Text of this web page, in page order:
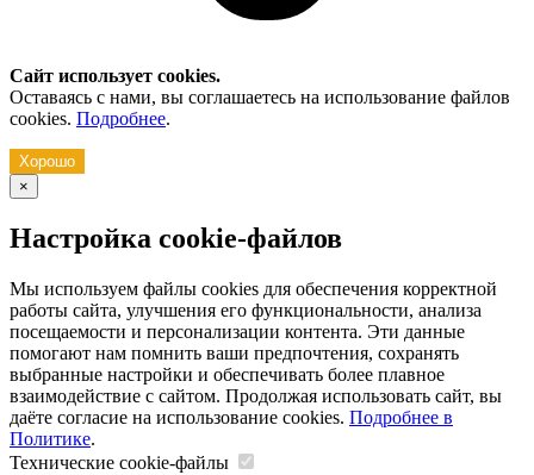
Сайт использует cookies.
Оставаясь с нами, вы соглашаетесь на использование файлов
cookies. Подробнее.
Хорошо
×
Настройка cookie-файлов
Мы используем файлы cookies для обеспечения корректной
работы сайта, улучшения его функциональности, анализа
посещаемости и персонализации контента. Эти данные
помогают нам помнить ваши предпочтения, сохранять
выбранные настройки и обеспечивать более плавное
взаимодействие с сайтом. Продолжая использовать сайт, вы
даёте согласие на использование cookies. Подробнее в
Политике.
Технические cookie-файлы